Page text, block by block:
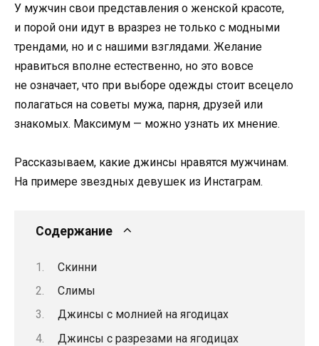
У мужчин свои представления о женской красоте,
и порой они идут в вразрез не только с модными
трендами, но и с нашими взглядами. Желание
нравиться вполне естественно, но это вовсе
не означает, что при выборе одежды стоит всецело
полагаться на советы мужа, парня, друзей или
знакомых. Максимум — можно узнать их мнение.
Рассказываем, какие джинсы нравятся мужчинам.
На примере звездных девушек из Инстаграм.
Содержание
Скинни
Слимы
Джинсы с молнией на ягодицах
Джинсы с разрезами на ягодицах